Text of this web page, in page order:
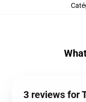
3 reviews for